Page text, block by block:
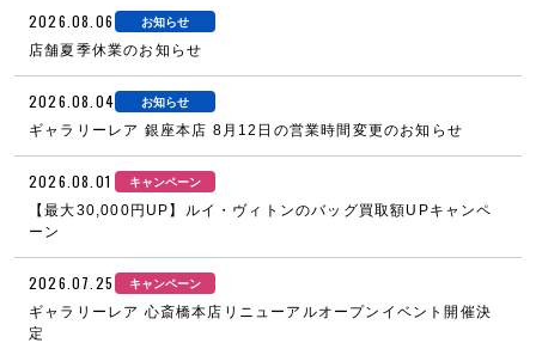
2026.08.06 お知らせ
店舗夏季休業のお知らせ
2026.08.04 お知らせ
ギャラリーレア 銀座本店 8月12日の営業時間変更のお知らせ
2026.08.01 キャンペーン
【最大30,000円UP】ルイ・ヴィトンのバッグ買取額UPキャンペ
ーン
2026.07.25 キャンペーン
ギャラリーレア 心斎橋本店リニューアルオープンイベント開催決
定